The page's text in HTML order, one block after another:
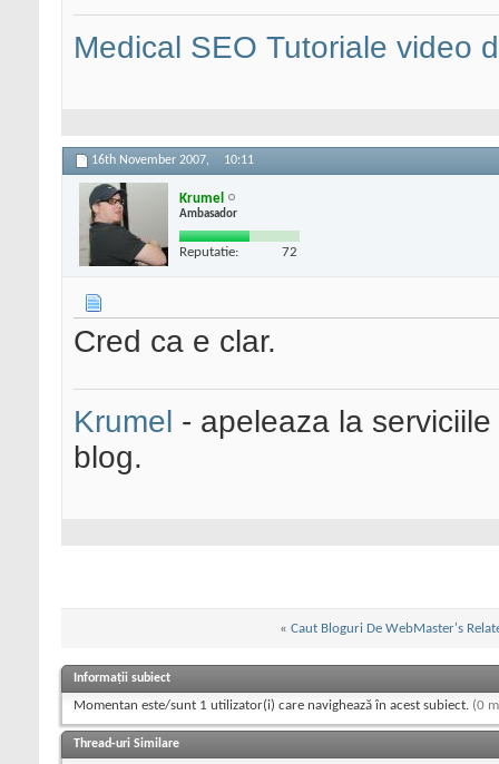
Medical SEO Tutoriale video
16th November 2007, 10:11
Krumel
Ambasador
Reputatie: 72
Cred ca e clar.
Krumel - apeleaza la
blog.
« Caut Bloguri De WebMaster's
Informații subiect
Momentan este/sunt 1 utilizator(i) care navighează în acest subiect. (0
Thread-uri Similare